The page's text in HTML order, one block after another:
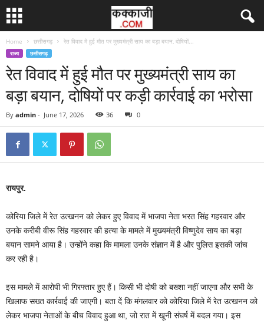
Home छत्तीसगढ़ रेत विवाद में हुई मौत पर मुख्यमंत्री साय का बड़ा बयान, दोषियों...
राज्य छत्तीसगढ़
रेत विवाद में हुई मौत पर मुख्यमंत्री साय का
बड़ा बयान, दोषियों पर कड़ी कार्रवाई का भरोसा
By admin - June 17, 2026 36 0
रायपुर.
कोरिया जिले में रेत उत्खनन को लेकर हुए विवाद में भाजपा नेता भरत सिंह गहरवार और
उनके करीबी वीरू सिंह गहरवार की हत्या के मामले में मुख्यमंत्री विष्णुदेव साय का बड़ा
बयान सामने आया है। उन्होंने कहा कि मामला उनके संज्ञान में है और पुलिस इसकी जांच
कर रही है।
इस मामले में आरोपी भी गिरफ्तार हुए हैं। किसी भी दोषी को बख्शा नहीं जाएगा और सभी के
खिलाफ सख्त कार्रवाई की जाएगी। बता दें कि मंगलवार को कोरिया जिले में रेत उत्खनन को
लेकर भाजपा नेताओं के बीच विवाद हुआ था, जो रात में खूनी संघर्ष में बदल गया। इस